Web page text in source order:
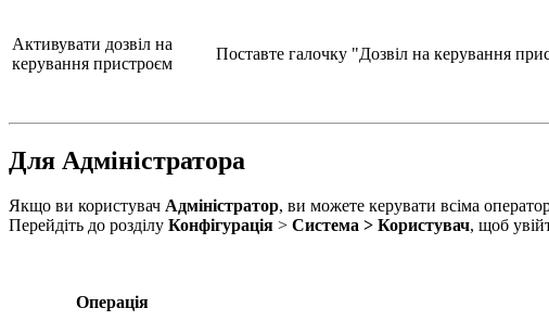
Активувати дозвіл на
керування пристроєм
Поставте галочку "Дозвіл на керування
Для Адміністратора
Якщо ви користувач Адміністратор, ви можете керувати всіма
Перейдіть до розділу Конфігурація > Система > Користувач, щоб
Операція